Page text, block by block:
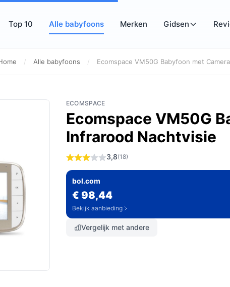
Top 10 Alle babyfoons Merken Gidsen
/ Alle babyfoons / Ecomspace VM50G Babyfoon met
ECOMSPACE
Ecomspace VM50G
Infrarood Nachtvisie
3,8(18)
bol.com
€ 98,44
Bekijk aanbieding
Vergelijk met andere